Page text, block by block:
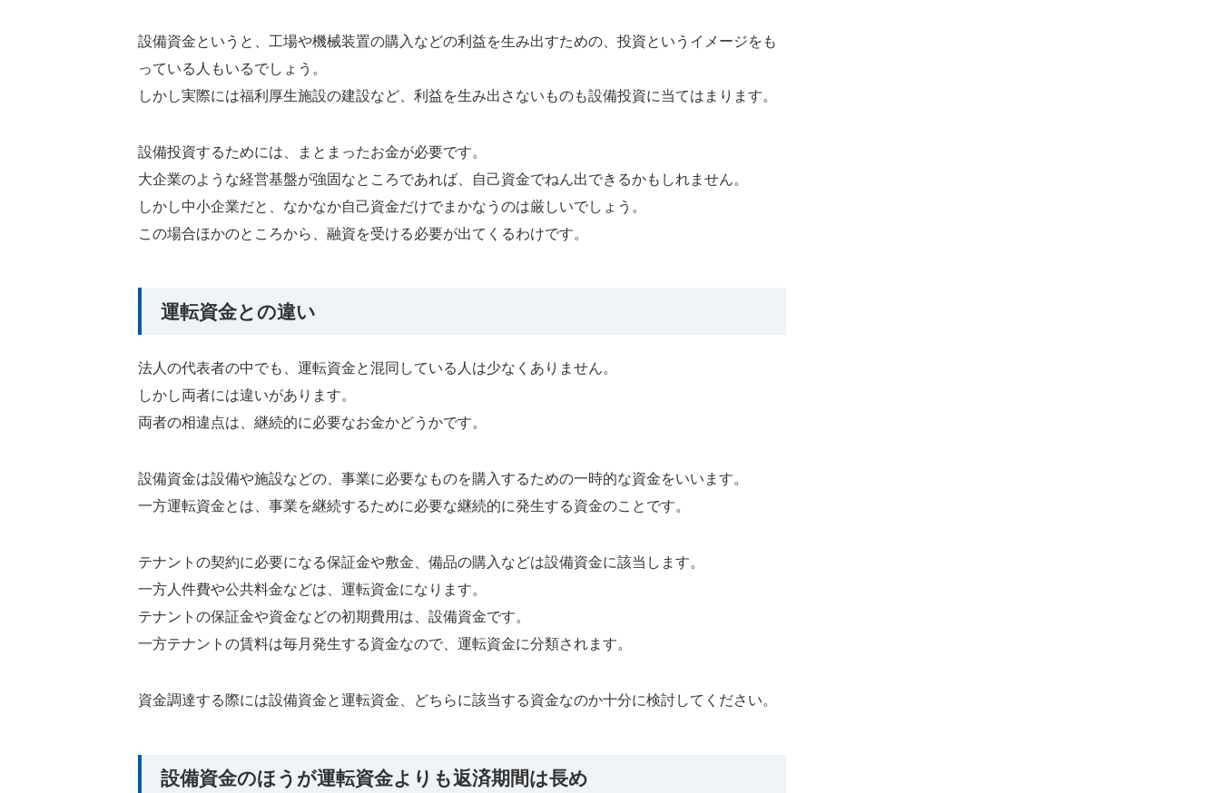
設備資金というと、工場や機械装置の購入などの利益を生み出すための、投資というイメージをも
っている人もいるでしょう。
しかし実際には福利厚生施設の建設など、利益を生み出さないものも設備投資に当てはまります。
設備投資するためには、まとまったお金が必要です。
大企業のような経営基盤が強固なところであれば、自己資金でねん出できるかもしれません。
しかし中小企業だと、なかなか自己資金だけでまかなうのは厳しいでしょう。
この場合ほかのところから、融資を受ける必要が出てくるわけです。
運転資金との違い
法人の代表者の中でも、運転資金と混同している人は少なくありません。
しかし両者には違いがあります。
両者の相違点は、継続的に必要なお金かどうかです。
設備資金は設備や施設などの、事業に必要なものを購入するための一時的な資金をいいます。
一方運転資金とは、事業を継続するために必要な継続的に発生する資金のことです。
テナントの契約に必要になる保証金や敷金、備品の購入などは設備資金に該当します。
一方人件費や公共料金などは、運転資金になります。
テナントの保証金や資金などの初期費用は、設備資金です。
一方テナントの賃料は毎月発生する資金なので、運転資金に分類されます。
資金調達する際には設備資金と運転資金、どちらに該当する資金なのか十分に検討してください。
設備資金のほうが運転資金よりも返済期間は長め